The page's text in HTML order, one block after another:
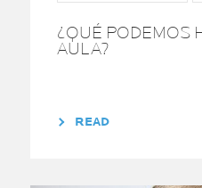
¿QUÉ PODEMOS
AULA?
READ